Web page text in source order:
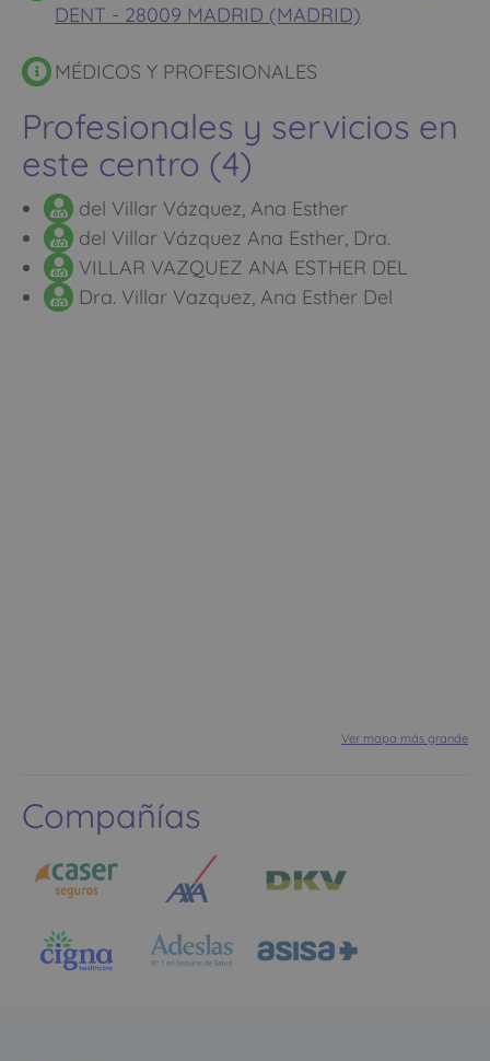
DENT - 28009 MADRID (MADRID)
MÉDICOS Y PROFESIONALES
Profesionales y servicios en
este centro (4)
del Villar Vázquez, Ana Esther
del Villar Vázquez Ana Esther, Dra.
VILLAR VAZQUEZ ANA ESTHER DEL
Dra. Villar Vazquez, Ana Esther Del
Ver mapa más grande
Compañías